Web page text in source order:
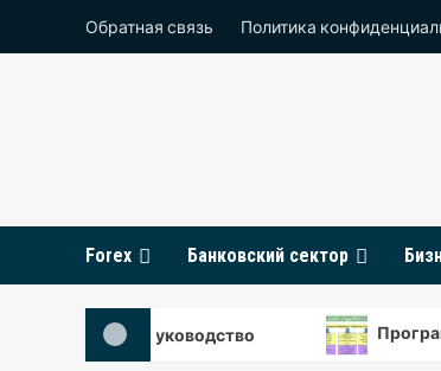
Обратная связь Политика
Forex Банковский сектор
руководство Программа